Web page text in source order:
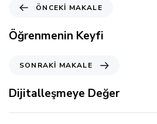
c
e
a
k
ÖNCEKI MAKALE
Öğrenmenin Keyfi
n
r
a
SONRAKI MAKALE
Dijitalleşmeye Değer